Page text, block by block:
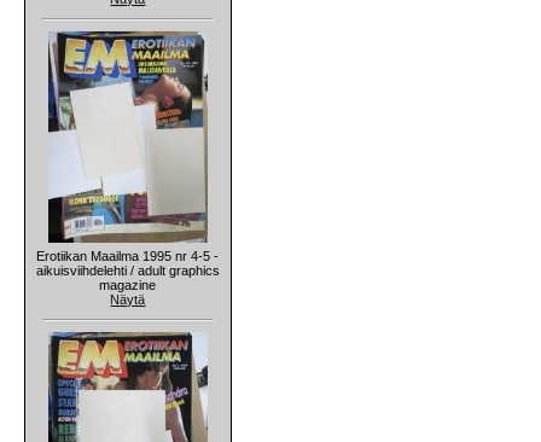
Erotiikan Maailma 1995 nr 4-5 -
aikuisviihdelehti / adult graphics
magazine
Näytä